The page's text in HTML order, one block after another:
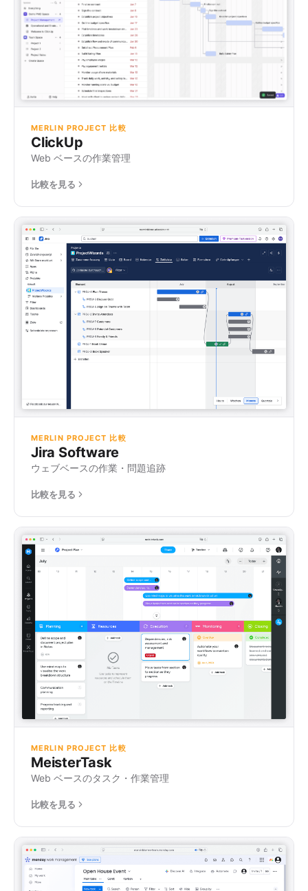
MERLIN PROJECT 比較
ClickUp
Web ベースの作業管理
比較を見る
MERLIN PROJECT 比較
Jira Software
ウェブベースの作業・問題追跡
比較を見る
MERLIN PROJECT 比較
MeisterTask
Web ベースのタスク・作業管理
比較を見る